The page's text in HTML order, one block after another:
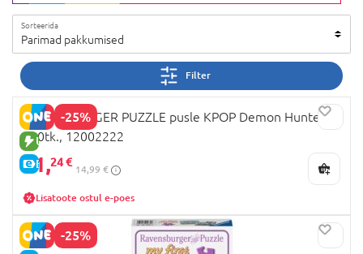
Sorteerida
Parimad pakkumised
Filter
-25%
UUS TOODE
E-HIND
RAVENSBURGER PUZZLE pusle KPOP Demon Hunters
100tk., 12002222
11,24 €
14,99 €
Lisatoote ostul e-poes
-25%